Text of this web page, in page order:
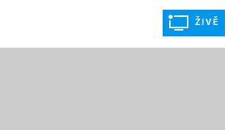
ŽIVĚ